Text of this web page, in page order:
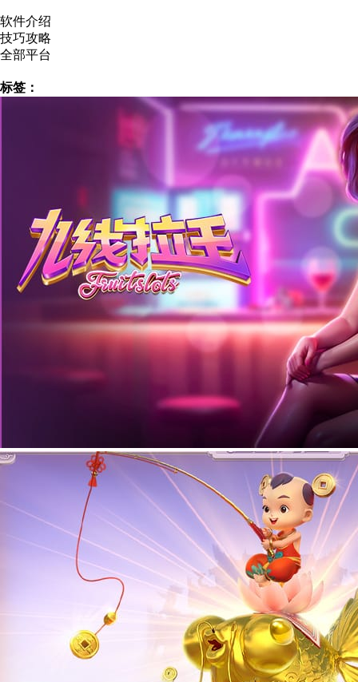
软件介绍
技巧攻略
全部平台
标签：